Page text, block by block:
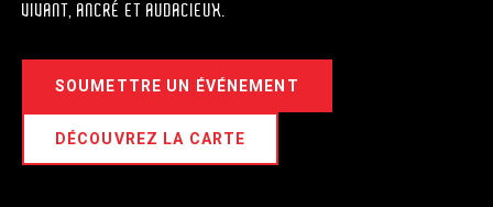
VIVANT, ANCRÉ ET AUDACIEUX.
SOUMETTRE UN ÉVÉNEMENT
DÉCOUVREZ LA CARTE